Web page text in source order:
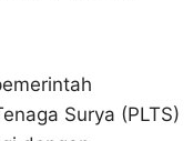
Surya (PLTS)